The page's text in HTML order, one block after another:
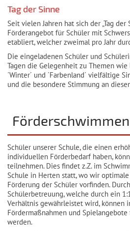
Tag der Sinne
Seit vielen Jahren hat sich der „Tag der
Förderangebot für Schüler mit
etabliert, welcher zweimal pro Jahr
Die eingeladenen Schüler und
Tagen die Gelegenheit zu Themen wie
´Winter´ und ´Farbenland´ vielfältige
und die besondere Stimmung an
Förderschwimmen
Schüler unserer Schule, die einen
individuellen Förderbedarf haben,
teilnehmen. Dies findet z.Z. im
Schule in Herten statt, wo wir
Förderung der Schüler vorfinden.
Schülerbetreuung, welche durch ein
Verhältnis gewährleistet wird, können
Fördermaßnahmen und
werden.